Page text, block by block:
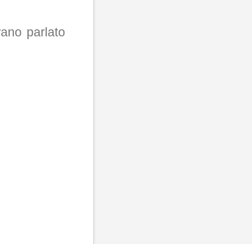
parlato